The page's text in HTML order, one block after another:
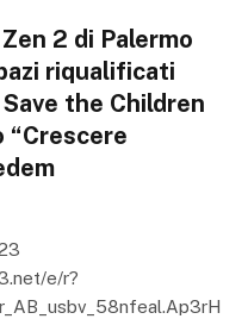
2 di Palermo
riqualificati
the Children
“Crescere
e/r?